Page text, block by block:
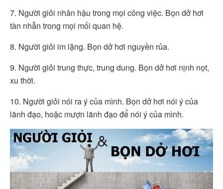
7. Người giỏi nhân hậu trong mọi công việc. Bọn dở hơi
tàn nhẫn trong mọi mối quan hệ.
8. Người giỏi im lặng. Bọn dở hơi nguyền rủa.
9. Người giỏi trung thực, trung dung. Bọn dở hơi nịnh nọt,
xu thời.
10. Người giỏi nói ra ý của mình. Bọn dở hơi nói ý của
lãnh đạo, hoặc mượn lãnh đạo để nói ý của mình.